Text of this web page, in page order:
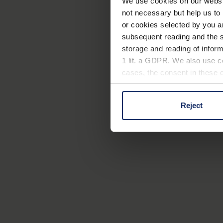
not necessary but help us
or cookies selected by you
subsequent reading and the
storage and reading of
1 lit. a GDPR. We also use
cases, the consent in these
You can consent to the use
on "Reject". You can
footer of our website).
Further information on the
Reject